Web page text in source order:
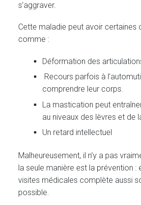
s’aggraver.
Cette maladie peut avoir certaines
comme :
Déformation des
Recours parfois à
comprendre leur corps.
La mastication peut
au niveaux des lèvres et de
Un retard intellectuel
Malheureusement, il n’y a pas
la seule manière est la prévention :
visites médicales complète aussi
possible.